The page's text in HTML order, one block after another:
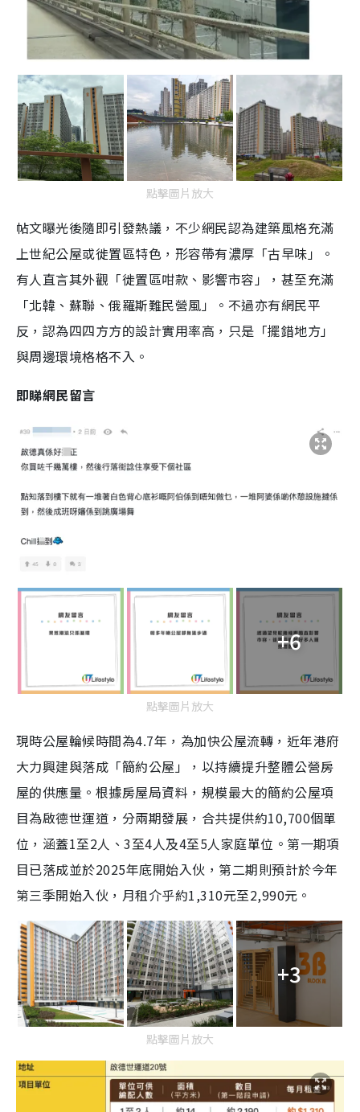
點擊圖片放大
帖文曝光後隨即引發熱議，不少網民認為建築風格充滿
上世紀公屋或徙置區特色，形容帶有濃厚「古早味」。
有人直言其外觀「徙置區咁款、影響市容」，甚至充滿
「北韓、蘇聯、俄羅斯難民營風」。不過亦有網民平
反，認為四四方方的設計實用率高，只是「擺錯地方」
與周邊環境格格不入。
即睇網民留言
+6
點擊圖片放大
現時公屋輪候時間為4.7年，為加快公屋流轉，近年港府
大力興建與落成「簡約公屋」，以持續提升整體公營房
屋的供應量。根據房屋局資料，規模最大的簡約公屋項
目為啟德世運道，分兩期發展，合共提供約10,700個單
位，涵蓋1至2人、3至4人及4至5人家庭單位。第一期項
目已落成並於2025年底開始入伙，第二期則預計於今年
第三季開始入伙，月租介乎約1,310元至2,990元。
+3
點擊圖片放大